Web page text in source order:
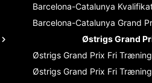
Barcelona-Catalunya
Barcelona-Catalunya Grand
Østrigs Grand
Østrigs Grand Prix Fri Træning
Østrigs Grand Prix Fri